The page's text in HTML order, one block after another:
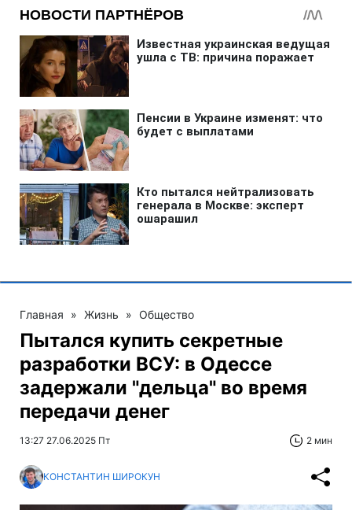
Главная » Жизнь » Общество
Пытался купить секретные
разработки ВСУ: в Одессе
задержали "дельца" во время
передачи денег
13:27 27.06.2025 Пт 2 мин
КОНСТАНТИН ШИРОКУН